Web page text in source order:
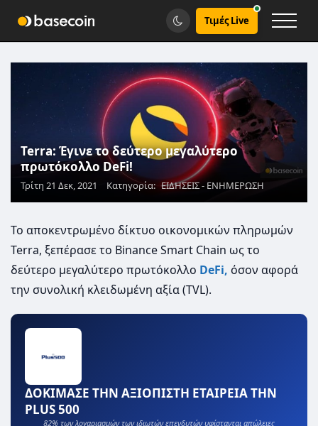
Τιμές Live
Terra: Έγινε το δεύτερο μεγαλύτερο
πρωτόκολλο DeFi!
Τρίτη 21 Δεκ, 2021 Κατηγορία: ΕΙΔΗΣΕΙΣ - ΕΝΗΜΕΡΩΣΗ
Το αποκεντρωμένο δίκτυο οικονομικών πληρωμών
Terra, ξεπέρασε το Binance Smart Chain ως το
δεύτερο μεγαλύτερο πρωτόκολλο DeFi, όσον αφορά
την συνολική κλειδωμένη αξία (TVL).
ΔΟΚΙΜΑΣΕ ΤΗΝ ΑΞΙΟΠΙΣΤΗ ΕΤΑΙΡΕΙΑ ΤΗΝ
PLUS 500
82% των λογαριασμών των ιδιωτών επενδυτών υφίστανται απώλειες